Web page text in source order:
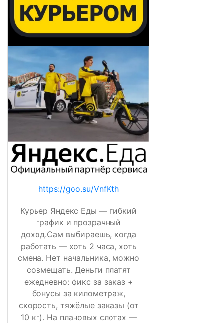
https://goo.su/VnfKth
Курьер Яндекс Еды — гибкий
график и прозрачный
доход.Сам выбираешь, когда
работать — хоть 2 часа, хоть
смена. Нет начальника, можно
совмещать. Деньги платят
ежедневно: фикс за заказ +
бонусы за километраж,
скорость, тяжёлые заказы (от
10 кг). На плановых слотах —